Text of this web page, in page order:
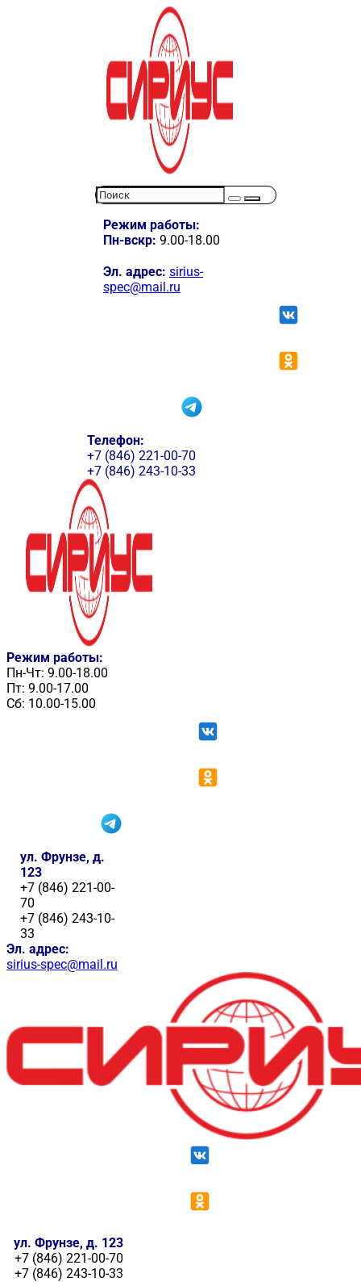
Режим работы:
Пн-вскр: 9.00-18.00
Эл. адрес: sirius-
spec@mail.ru
Телефон:
+7 (846) 221-00-70
+7 (846) 243-10-33
Режим работы:
Пн-Чт: 9.00-18.00
Пт: 9.00-17.00
Сб: 10.00-15.00
ул. Фрунзе, д.
123
+7 (846) 221-00-
70
+7 (846) 243-10-
33
Эл. адрес:
sirius-spec@mail.ru
ул. Фрунзе, д. 123
+7 (846) 221-00-70
+7 (846) 243-10-33